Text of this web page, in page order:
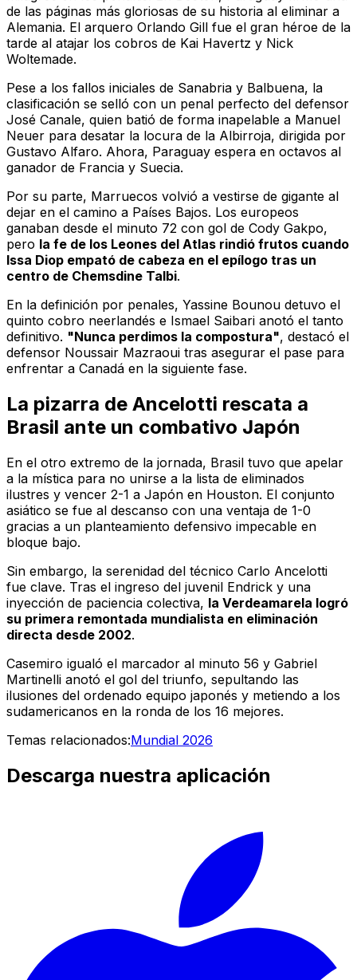
de las páginas más gloriosas de su historia al eliminar a
Alemania. El arquero Orlando Gill fue el gran héroe de la
tarde al atajar los cobros de Kai Havertz y Nick
Woltemade.
Pese a los fallos iniciales de Sanabria y Balbuena, la
clasificación se selló con un penal perfecto del defensor
José Canale, quien batió de forma inapelable a Manuel
Neuer para desatar la locura de la Albirroja, dirigida por
Gustavo Alfaro. Ahora, Paraguay espera en octavos al
ganador de Francia y Suecia.
Por su parte, Marruecos volvió a vestirse de gigante al
dejar en el camino a Países Bajos. Los europeos
ganaban desde el minuto 72 con gol de Cody Gakpo,
pero la fe de los Leones del Atlas rindió frutos cuando
Issa Diop empató de cabeza en el epílogo tras un
centro de Chemsdine Talbi.
En la definición por penales, Yassine Bounou detuvo el
quinto cobro neerlandés e Ismael Saibari anotó el tanto
definitivo. "Nunca perdimos la compostura", destacó el
defensor Noussair Mazraoui tras asegurar el pase para
enfrentar a Canadá en la siguiente fase.
La pizarra de Ancelotti rescata a
Brasil ante un combativo Japón
En el otro extremo de la jornada, Brasil tuvo que apelar
a la mística para no unirse a la lista de eliminados
ilustres y vencer 2-1 a Japón en Houston. El conjunto
asiático se fue al descanso con una ventaja de 1-0
gracias a un planteamiento defensivo impecable en
bloque bajo.
Sin embargo, la serenidad del técnico Carlo Ancelotti
fue clave. Tras el ingreso del juvenil Endrick y una
inyección de paciencia colectiva, la Verdeamarela logró
su primera remontada mundialista en eliminación
directa desde 2002.
Casemiro igualó el marcador al minuto 56 y Gabriel
Martinelli anotó el gol del triunfo, sepultando las
ilusiones del ordenado equipo japonés y metiendo a los
sudamericanos en la ronda de los 16 mejores.
Temas relacionados:Mundial 2026
Descarga nuestra aplicación